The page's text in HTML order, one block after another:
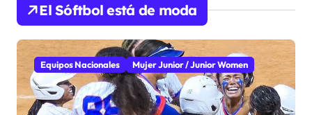
El Sóftbol está de moda
Equipos Nacionales Mujer Junior / Junior Women